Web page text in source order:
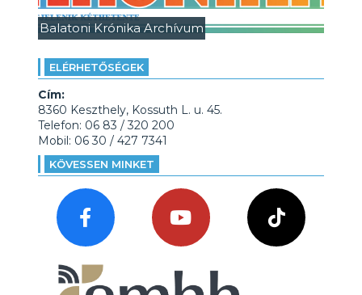
Balatoni Krónika Archívum
ELÉRHETŐSÉGEK
Cím:
8360 Keszthely, Kossuth L. u. 45.
Telefon: 06 83 / 320 200
Mobil: 06 30 / 427 7341
KÖVESSEN MINKET